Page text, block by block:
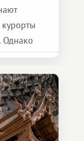
Однако
есть
иной